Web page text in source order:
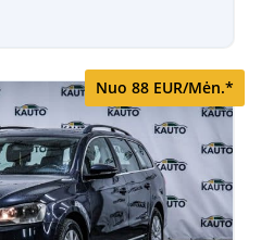
Nuo 88 EUR/Mėn.*